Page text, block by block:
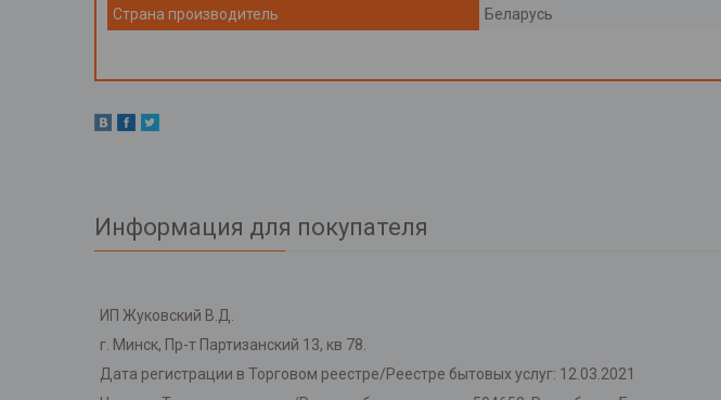
Страна производитель Беларусь
Информация для покупателя
ИП Жуковский В.Д.
г. Минск, Пр-т Партизанский 13, кв 78.
Дата регистрации в Торговом реестре/Реестре бытовых услуг: 12.03.2021